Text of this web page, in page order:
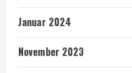
Januar 2024
November 2023